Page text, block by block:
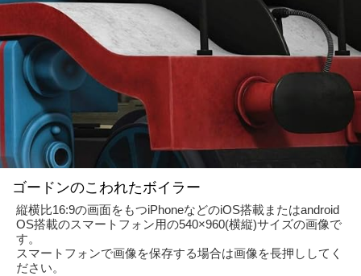
ゴードンのこわれたボイラー
縦横比16:9の画面をもつiPhoneなどのiOS搭載またはandroid
OS搭載のスマートフォン用の540×960(横縦)サイズの画像で
す。
スマートフォンで画像を保存する場合は画像を長押ししてく
ださい。